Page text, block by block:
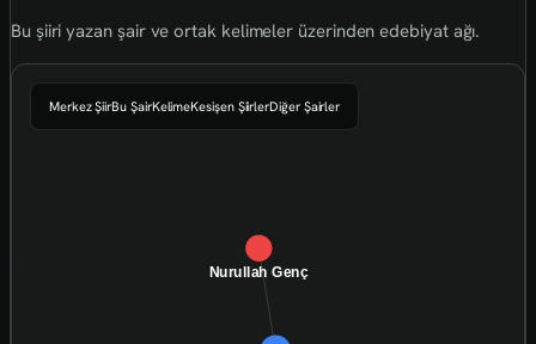
Bu şiiri yazan şair ve ortak kelimeler üzerinden edebiyat ağı.
Merkez ŞiirBu ŞairKelimeKesişen ŞiirlerDiğer Şairler